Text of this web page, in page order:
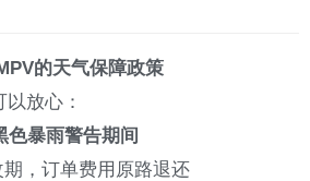
的天气保障政策
放心：
色暴雨警告期间
，订单费用原路退还